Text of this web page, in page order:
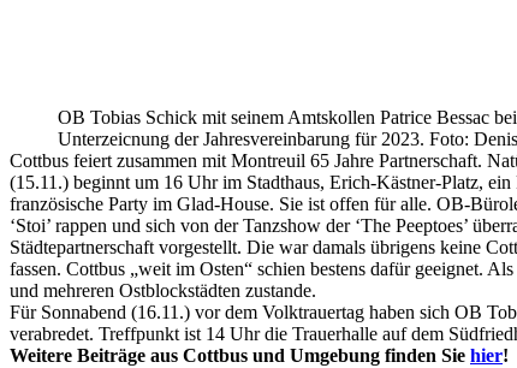
OB Tobias Schick mit seinem Amtskollen Patrice Bessac
Unterzeicnung der Jahresvereinbarung für 2023. Foto:
Cottbus feiert zusammen mit Montreuil 65 Jahre Partnerschaft.
(15.11.) beginnt um 16 Uhr im Stadthaus, Erich-Kästner-Platz,
französische Party im Glad-House. Sie ist offen für alle. OB-
‘Stoi’ rappen und sich von der Tanzshow der ‘The Peeptoes’
Städtepartnerschaft vorgestellt. Die war damals übrigens keine
fassen. Cottbus „weit im Osten“ schien bestens dafür geeignet.
und mehreren Ostblockstädten zustande.
Für Sonnabend (16.11.) vor dem Volktrauertag haben sich OB
verabredet. Treffpunkt ist 14 Uhr die Trauerhalle auf dem
Weitere Beiträge aus Cottbus und Umgebung finden Sie hier!